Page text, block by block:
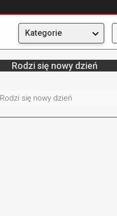
Kategorie
Rodzi się nowy dzień
Rodzi się nowy dzień